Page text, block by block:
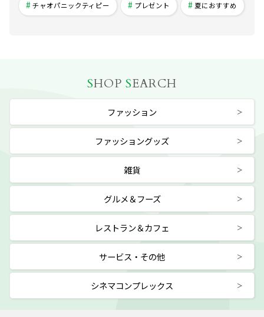
チャオパニックティピー プレゼント 夏におすすめ
SHOP SEARCH
ファッション
ファッショングッズ
雑貨
グルメ＆フーズ
レストラン＆カフェ
サービス・その他
シネマコンプレックス